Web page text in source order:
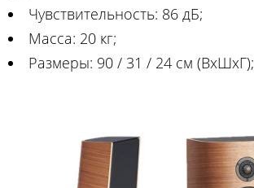
Чувствительность: 86 дБ;
Масса: 20 кг;
Размеры: 90 / 31 / 24 см (ВхШхГ);